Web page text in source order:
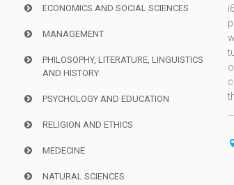
ECONOMICS AND SOCIAL SCIENCES
MANAGEMENT
PHILOSOPHY, LITERATURE, LINGUISTICS
AND HISTORY
PSYCHOLOGY AND EDUCATION
RELIGION AND ETHICS
MEDECINE
NATURAL SCIENCES